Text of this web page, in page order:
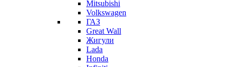
Mitsubishi
Volkswagen
ГАЗ
Great Wall
Жигули
Lada
Honda